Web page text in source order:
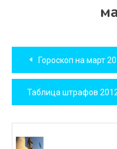
Навигация
по
записям
Гороскоп на март